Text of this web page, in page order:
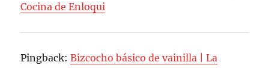
Cocina de Enloqui
Pingback:Bizcocho básico de vainilla | La